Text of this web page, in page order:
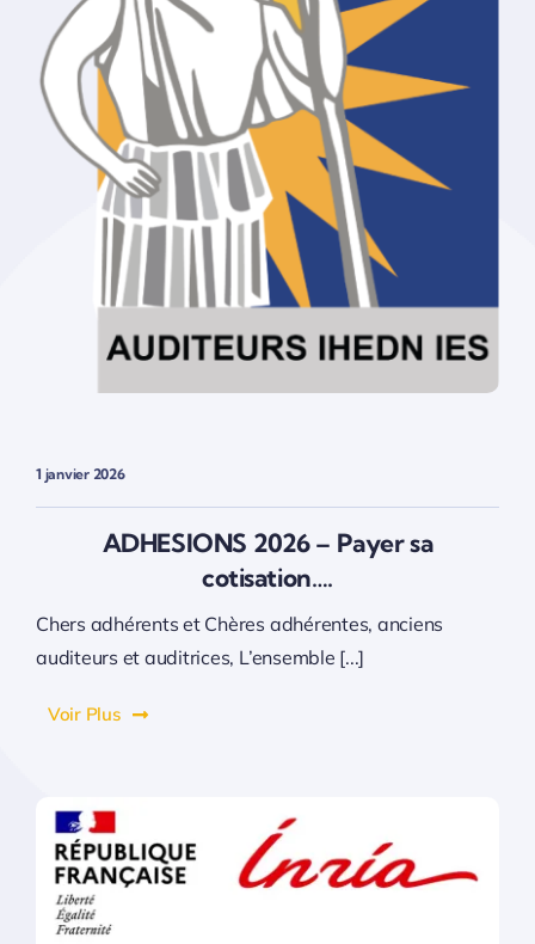
1 janvier 2026
ADHESIONS 2026 – Payer sa
cotisation….
Chers adhérents et Chères adhérentes, anciens
auditeurs et auditrices, L’ensemble [...]
Voir Plus